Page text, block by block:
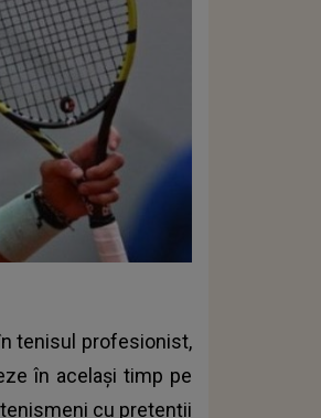
tenisul profesionist,
în același timp pe
cu pretenții